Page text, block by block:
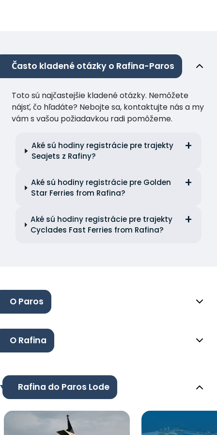
Často kladené otázky o Rafina-Paros
Toto sú najčastejšie kladené otázky. Nemôžete
nájsť, čo hľadáte? Nebojte sa, kontaktujte nás a my
vám s vašou požiadavkou radi pomôžeme.
Aké sú hodiny registrácie pre trajekty
Seajets z Rafiny?
Aké sú hodiny registrácie pre Golden
Star Ferries from Rafina?
Aké sú hodiny registrácie pre trajekty
Cyclades Fast Ferries from Rafina?
O Paros
O Rafina
Rafina do Paros Lode